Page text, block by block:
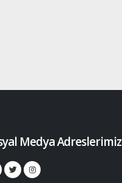
Medya Adreslerimiz